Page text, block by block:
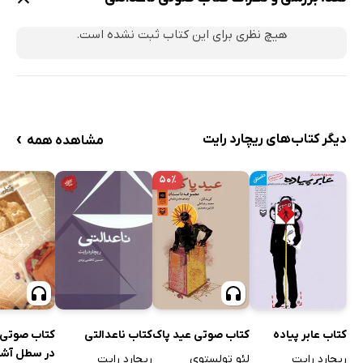
هیچ نظری برای این کتاب ثبت نشده است.
دیگر کتاب‌های ریچارد رایت مشاهده همه ›
کتاب عابر پیاده
ریچارد رایت
۵۰٪
کتاب صوتی عید پاک
لئو تولستوی
کتاب ناعدالتی
ریچارد رایت
کتاب
در سطل